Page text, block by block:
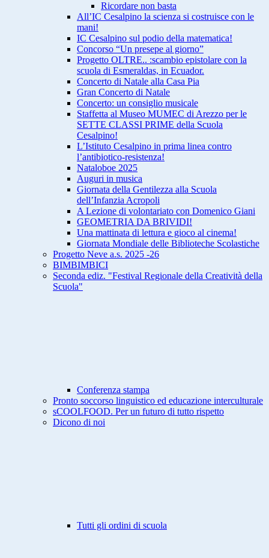
Ricordare non basta
All’IC Cesalpino la scienza si costruisce con le
mani!
IC Cesalpino sul podio della matematica!
Concorso “Un presepe al giorno”
Progetto OLTRE.. :scambio epistolare con la
scuola di Esmeraldas, in Ecuador.
Concerto di Natale alla Casa Pia
Gran Concerto di Natale
Concerto: un consiglio musicale
Staffetta al Museo MUMEC di Arezzo per le
SETTE CLASSI PRIME della Scuola
Cesalpino!
L’Istituto Cesalpino in prima linea contro
l’antibiotico-resistenza!
Nataloboe 2025
Auguri in musica
Giornata della Gentilezza alla Scuola
dell’Infanzia Acropoli
A Lezione di volontariato con Domenico Giani
GEOMETRIA DA BRIVIDI!
Una mattinata di lettura e gioco al cinema!
Giornata Mondiale delle Biblioteche Scolastiche
Progetto Neve a.s. 2025 -26
BIMBIMBICI
Seconda ediz. "Festival Regionale della Creatività della
Scuola"
Conferenza stampa
Pronto soccorso linguistico ed educazione interculturale
sCOOLFOOD. Per un futuro di tutto rispetto
Dicono di noi
Tutti gli ordini di scuola